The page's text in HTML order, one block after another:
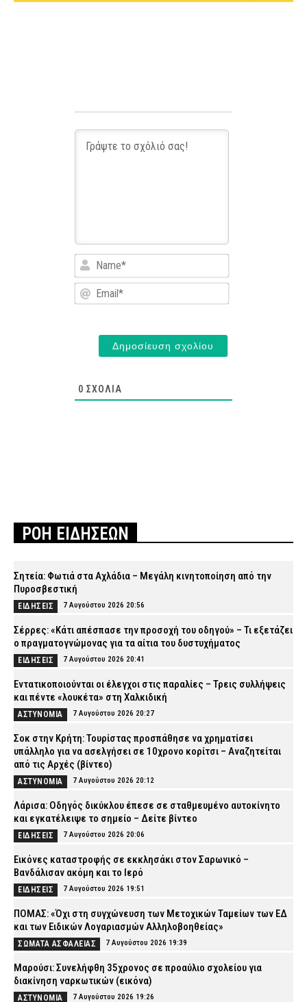
Name*
Email*
0 ΣΧΌΛΙΑ
ΡΟΗ ΕΙΔΗΣΕΩΝ
Σητεία: Φωτιά στα Αχλάδια – Μεγάλη κινητοποίηση από την
Πυροσβεστική
ΕΙΔΗΣΕΙΣ 7 Αυγούστου 2026 20:56
Σέρρες: «Κάτι απέσπασε την προσοχή του οδηγού» – Τι εξετάζει
ο πραγματογνώμονας για τα αίτια του δυστυχήματος
ΕΙΔΗΣΕΙΣ 7 Αυγούστου 2026 20:41
Εντατικοποιούνται οι έλεγχοι στις παραλίες – Τρεις συλλήψεις
και πέντε «λουκέτα» στη Χαλκιδική
ΑΣΤΥΝΟΜΙΑ 7 Αυγούστου 2026 20:27
Σοκ στην Κρήτη: Τουρίστας προσπάθησε να χρηματίσει
υπάλληλο για να ασελγήσει σε 10χρονο κορίτσι – Αναζητείται
από τις Αρχές (βίντεο)
ΑΣΤΥΝΟΜΙΑ 7 Αυγούστου 2026 20:12
Λάρισα: Οδηγός δικύκλου έπεσε σε σταθμευμένο αυτοκίνητο
και εγκατέλειψε το σημείο – Δείτε βίντεο
ΕΙΔΗΣΕΙΣ 7 Αυγούστου 2026 20:06
Εικόνες καταστροφής σε εκκλησάκι στον Σαρωνικό –
Βανδάλισαν ακόμη και το Ιερό
ΕΙΔΗΣΕΙΣ 7 Αυγούστου 2026 19:51
ΠΟΜΑΣ: «Όχι στη συγχώνευση των Μετοχικών Ταμείων των ΕΔ
και των Ειδικών Λογαριασμών Αλληλοβοηθείας»
ΣΩΜΑΤΑ ΑΣΦΑΛΕΙΑΣ 7 Αυγούστου 2026 19:39
Μαρούσι: Συνελήφθη 35χρονος σε προαύλιο σχολείου για
διακίνηση ναρκωτικών (εικόνα)
ΑΣΤΥΝΟΜΙΑ 7 Αυγούστου 2026 19:26